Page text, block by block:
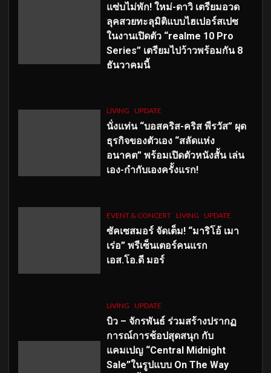
แซ่บไม่พัก! ใหม่-ดาวิ เตรียมอวด
ลุคสวยทะลุมิติแบบไฮเปอร์สเปซ
ในงานเปิดตัว “realme 10 Pro
Series” เตรียมไปว้าวพร้อมกัน 8
ธันวาคมนี้
LIVING UPDATE
นั่งแท่น “บอสคริส-คริส พีรวัส” ผุด
ธุรกิจของตัวเอง “สลัดแห่ง
อนาคต” พร้อมเปิดตัวหนังสั้น เล่น
เอง-กำกับเองครั้งแรก!
EVENT & CONCERT LIVING UPDATE
ซัคเซสมอร์ จัดเต็ม! “มาริโอ้ เมา
เร่อ” พรีเซ็นเตอร์คนแรก
เอส.โอ.ดี มอร์
LIVING UPDATE
บิว – จักรพันธ์ ร่วมสร้างปรากฏ
การณ์การช้อปสุดสนุก กับ
แคมเปญ “Central Midnight
Sale”ในรูปแบบ On The Way